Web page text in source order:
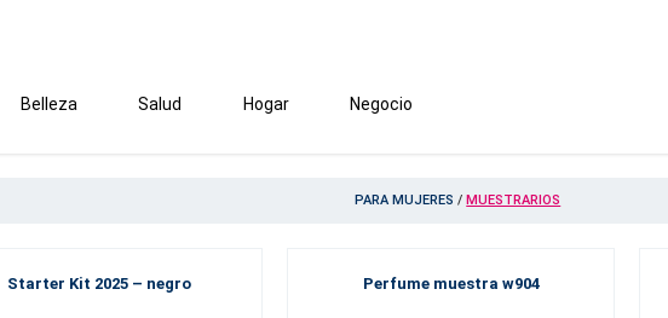
Belleza Salud Hogar Negocio
PARA MUJERES /MUESTRARIOS
Starter Kit 2025 – negro Perfume muestra w904